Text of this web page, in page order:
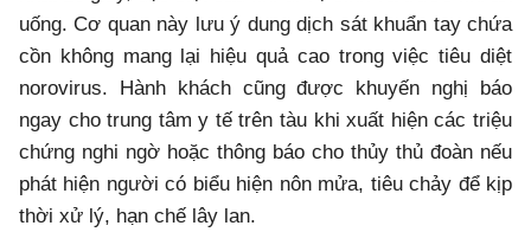
uống. Cơ quan này lưu ý dung dịch sát khuẩn tay chứa
cồn không mang lại hiệu quả cao trong việc tiêu diệt
norovirus. Hành khách cũng được khuyến nghị báo
ngay cho trung tâm y tế trên tàu khi xuất hiện các triệu
chứng nghi ngờ hoặc thông báo cho thủy thủ đoàn nếu
phát hiện người có biểu hiện nôn mửa, tiêu chảy để kịp
thời xử lý, hạn chế lây lan.